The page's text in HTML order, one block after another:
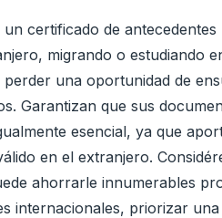
certificado de
migrando o estudiando
una oportunidad de
Garantizan que sus
esencial, ya que
en el extranjero.
ahorrarle innumerables
internacionales, priorizar